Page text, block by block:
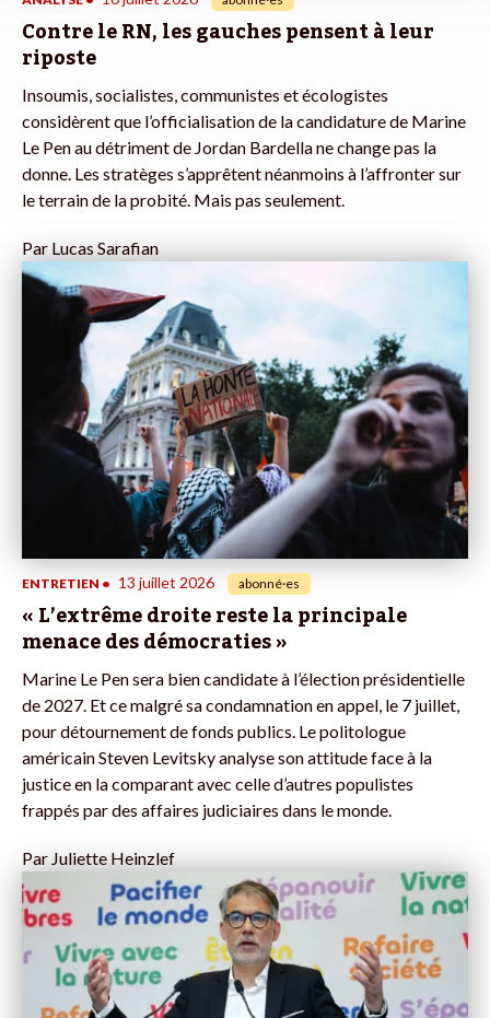
Contre le RN, les gauches pensent à leur
riposte
Insoumis, socialistes, communistes et écologistes
considèrent que l’officialisation de la candidature de Marine
Le Pen au détriment de Jordan Bardella ne change pas la
donne. Les stratèges s’apprêtent néanmoins à l’affronter sur
le terrain de la probité. Mais pas seulement.
Par Lucas Sarafian
ENTRETIEN • 13 juillet 2026 abonné·es
« L’extrême droite reste la principale
menace des démocraties »
Marine Le Pen sera bien candidate à l’élection présidentielle
de 2027. Et ce malgré sa condamnation en appel, le 7 juillet,
pour détournement de fonds publics. Le politologue
américain Steven Levitsky analyse son attitude face à la
justice en la comparant avec celle d’autres populistes
frappés par des affaires judiciaires dans le monde.
Par Juliette Heinzlef